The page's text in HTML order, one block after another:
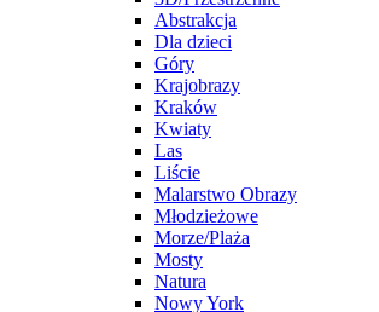
Abstrakcja
Dla dzieci
Góry
Krajobrazy
Kraków
Kwiaty
Las
Liście
Malarstwo Obrazy
Młodzieżowe
Morze/Plaża
Mosty
Natura
Nowy York